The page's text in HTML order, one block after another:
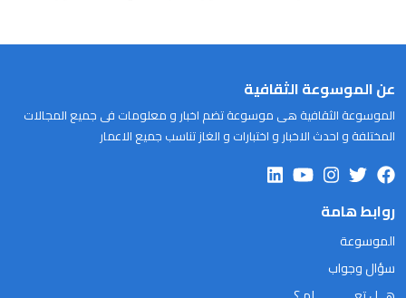
عن الموسوعة الثقافية
الموسوعة الثقافية هى موسوعة تضم اخبار و معلومات فى جميع المجالات
المختلفة و احدث الاخبار و اختبارات و الغاز تناسب جميع الاعمار
روابط هامة
الموسوعة
سؤال وجواب